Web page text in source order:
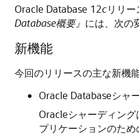
Oracle Database 12cリリ
Database概要』 には、次の
新機能
今回のリリースの主な新機
Oracle Databaseシャ
Oracleシャーディング
プリケーションのた